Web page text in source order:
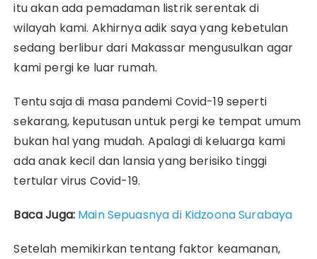
itu akan ada pemadaman listrik serentak di
wilayah kami. Akhirnya adik saya yang kebetulan
sedang berlibur dari Makassar mengusulkan agar
kami pergi ke luar rumah.
Tentu saja di masa pandemi Covid-19 seperti
sekarang, keputusan untuk pergi ke tempat umum
bukan hal yang mudah. Apalagi di keluarga kami
ada anak kecil dan lansia yang berisiko tinggi
tertular virus Covid-19.
Baca Juga: Main Sepuasnya di Kidzoona Surabaya
Setelah memikirkan tentang faktor keamanan,